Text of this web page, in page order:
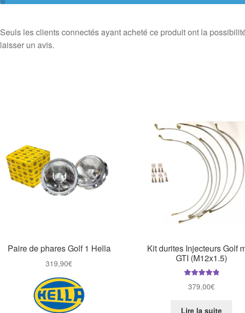
Seuls les clients connectés ayant acheté ce produit ont la
laisser un avis.
Paire de phares Golf 1 Hella
319,90€
Kit durites Injecteurs Golf
GTI (M12x1.5)
5
379,00€
Lire la suite